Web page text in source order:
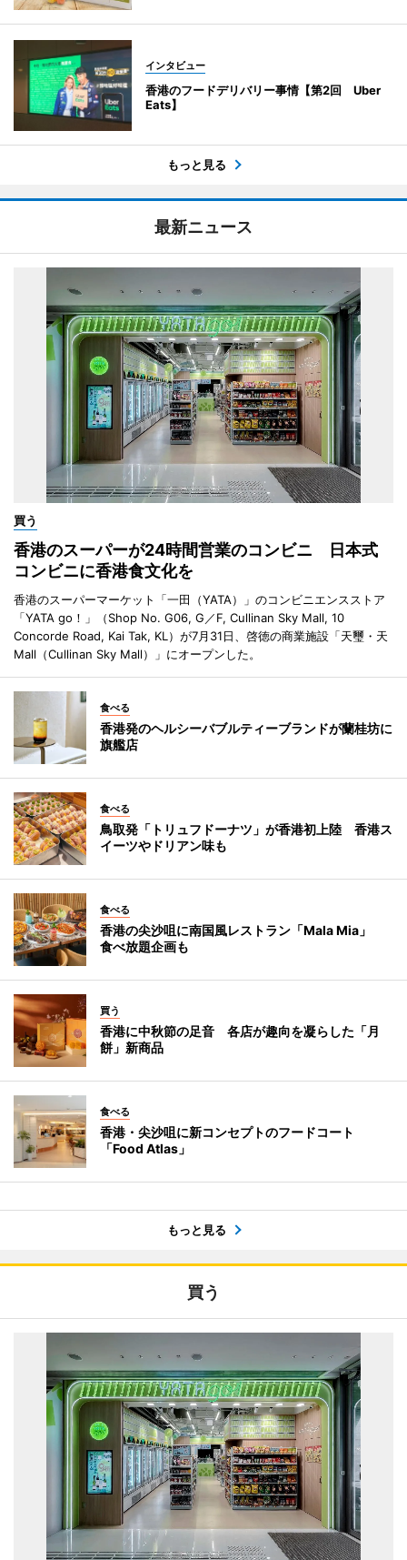
インタビュー
香港のフードデリバリー事情【第2回 Uber
Eats】
もっと見る
最新ニュース
買う
香港のスーパーが24時間営業のコンビニ 日本式
コンビニに香港食文化を
香港のスーパーマーケット「一田（YATA）」のコンビニエンスストア
「YATA go！」（Shop No. G06, G／F, Cullinan Sky Mall, 10
Concorde Road, Kai Tak, KL）が7月31日、啓徳の商業施設「天璽・天
Mall（Cullinan Sky Mall）」にオープンした。
食べる
香港発のヘルシーバブルティーブランドが蘭桂坊に
旗艦店
食べる
鳥取発「トリュフドーナツ」が香港初上陸 香港ス
イーツやドリアン味も
食べる
香港の尖沙咀に南国風レストラン「Mala Mia」
食べ放題企画も
買う
香港に中秋節の足音 各店が趣向を凝らした「月
餅」新商品
食べる
香港・尖沙咀に新コンセプトのフードコート
「Food Atlas」
もっと見る
買う